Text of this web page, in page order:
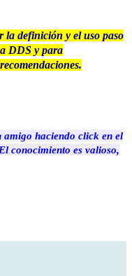
la definición y el uso paso
DDS y para
amigo haciendo click en el
conocimiento es valioso,